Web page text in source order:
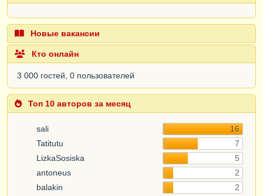
Новые вакансии
Кто онлайн
3 000 гостей, 0 пользователей
Топ 10 авторов за месяц
sali
16
Tatitutu
7
LizkaSosiska
5
antoneus
2
balakin
2